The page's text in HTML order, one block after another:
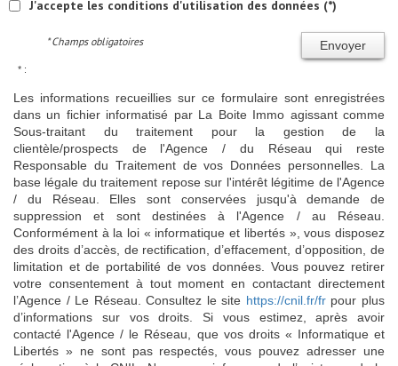
J'accepte les conditions d'utilisation des données (*)
Envoyer
* Champs obligatoires
* :
Les informations recueillies sur ce formulaire sont enregistrées
dans un fichier informatisé par La Boite Immo agissant comme
Sous-traitant du traitement pour la gestion de la
clientèle/prospects de l'Agence / du Réseau qui reste
Responsable du Traitement de vos Données personnelles. La
base légale du traitement repose sur l'intérêt légitime de l'Agence
/ du Réseau. Elles sont conservées jusqu'à demande de
suppression et sont destinées à l'Agence / au Réseau.
Conformément à la loi « informatique et libertés », vous disposez
des droits d’accès, de rectification, d’effacement, d’opposition, de
limitation et de portabilité de vos données. Vous pouvez retirer
votre consentement à tout moment en contactant directement
l’Agence / Le Réseau. Consultez le site https://cnil.fr/frpour plus
d’informations sur vos droits. Si vous estimez, après avoir
contacté l'Agence / le Réseau, que vos droits « Informatique et
Libertés » ne sont pas respectés, vous pouvez adresser une